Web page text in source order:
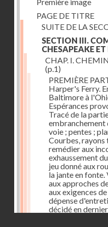
PAGE DE TITRE
SUITE DE LA
SECTION III.
CHESAPEAKE
CHAP. I.
(p.1)
PREMIÈRE
Harper's Ferry.
Baltimore à
Espérances
Tracé de la
embranchement
voie ; pentes ;
Courbes,
remédier aux
exhaussement
jeu donné aux
la jante en fonte.
aux approches
aux exigences
dépense
décidé en